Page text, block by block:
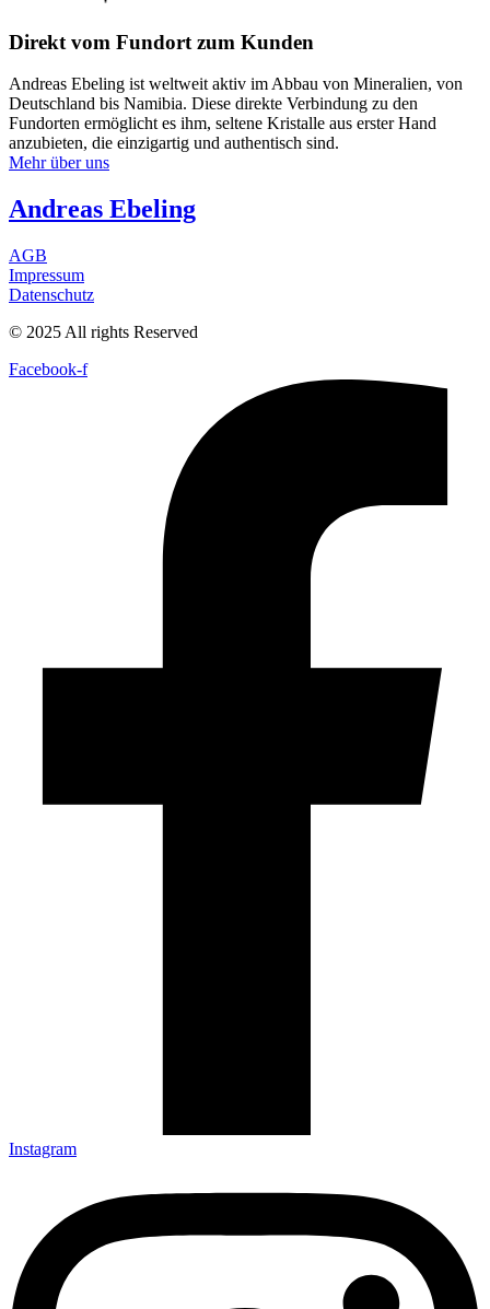
Direkt vom Fundort zum Kunden
Andreas Ebeling ist weltweit aktiv im Abbau von Mineralien, von
Deutschland bis Namibia. Diese direkte Verbindung zu den
Fundorten ermöglicht es ihm, seltene Kristalle aus erster Hand
anzubieten, die einzigartig und authentisch sind.
Mehr über uns
Andreas Ebeling
AGB
Impressum
Datenschutz
© 2025 All rights Reserved
Facebook-f
Instagram